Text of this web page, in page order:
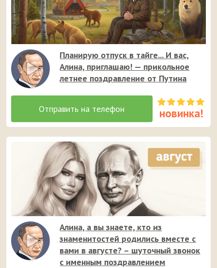
Планирую отпуск в тайге... И вас,
Алина, приглашаю! — прикольное
летнее поздравление от Путина
Алина, а вы знаете, кто из
знаменитостей родились вместе с
вами в августе? – шуточный звонок
с именным поздравлением